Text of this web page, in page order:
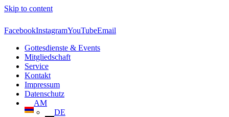
Skip to content
FacebookInstagramYouTubeEmail
Gottesdienste & Events
Mitgliedschaft
Service
Kontakt
Impressum
Datenschutz
AM
DE